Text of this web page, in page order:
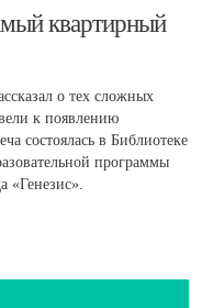
квартирный
о тех сложных
к появлению
состоялась в Библиотеке
программы
«Генезис».